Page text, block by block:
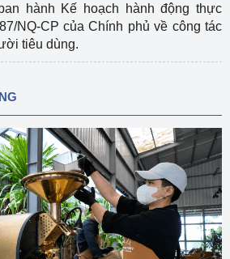
hành Kế hoạch hành động thực
NQ-CP của Chính phủ về công tác
tiêu dùng.